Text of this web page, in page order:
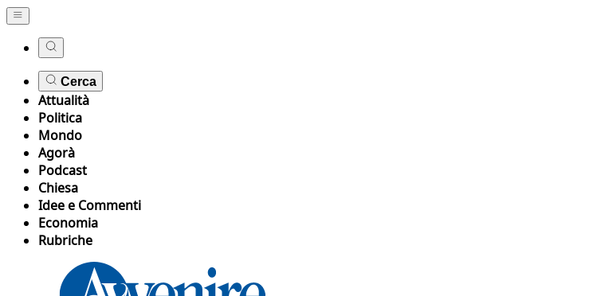
Cerca
Attualità
Politica
Mondo
Agorà
Podcast
Chiesa
Idee e Commenti
Economia
Rubriche